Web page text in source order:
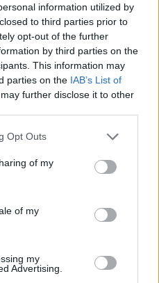
information utilized by
to third parties prior to
opt-out of the further
by third parties on the
This information may
parties on the IAB’s List of
further disclose it to other
Opt Outs
of my
of my
my
Advertising.
izraisītiem izsitumiem,
bija lietojuši
mēnešus, un viņu
rezultāti liecina, ka